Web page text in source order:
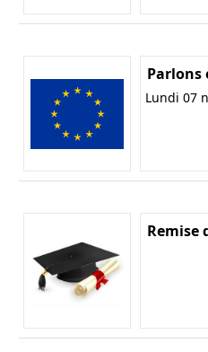
Parlons
Lundi 07
Remise